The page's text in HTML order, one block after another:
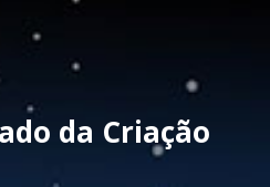
da Criação